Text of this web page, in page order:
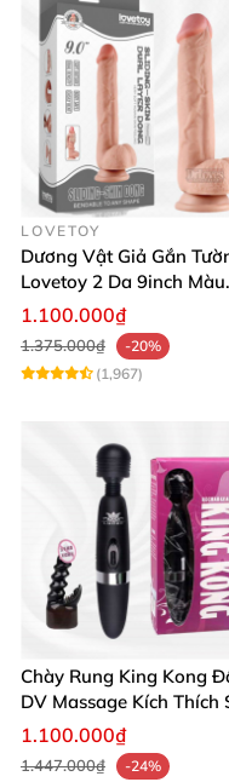
LOVETOY
Dương Vật Giả Gắn
Lovetoy 2 Da 9inch Màu
Flesh Hàng Chính Hãng
1.100.000₫
1.375.000₫
-20%
(1,967)
Chày Rung King Kong
DV Massage Kích Thích
Mạnh Mẽ
1.100.000₫
1.447.000₫
-24%